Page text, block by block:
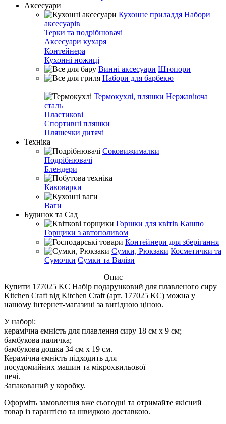
Аксесуари
Кухонне приладдя Набори
аксесуарів
Терки та подрібнювачі
Аксесуари кухаря
Контейнера
Кухонні ножиці
Винні аксесуари Штопори
Набори для барбекю
Термокухлі, пляшки Нержавіюча
сталь
Пластикові
Спортивні пляшки
Пляшечки дитячі
Техніка
Соковижималки
Подрібнювачі
Блендери
Кавоварки
Ваги
Будинок та Сад
Горшки для квітів Кашпо
Горщики з автополивом
Контейнери для зберігання
Сумки, Рюкзаки Косметички та
Сумочки Сумки та Валізи
Опис
Купити 177025 KC Набір подарунковий для плавленого сиру
Kitchen Craft від Kitchen Craft (арт. 177025 KC) можна у
нашому інтернет-магазині за вигідною ціною.
У наборі:
керамічна ємність для плавлення сиру 18 см х 9 см;
бамбукова паличка;
бамбукова дошка 34 см х 19 см.
Керамічна ємність підходить для
посудомийних машин та мікрохвильової
печі.
Запакований у коробку.
Оформіть замовлення вже сьогодні та отримайте якісний
товар із гарантією та швидкою доставкою.